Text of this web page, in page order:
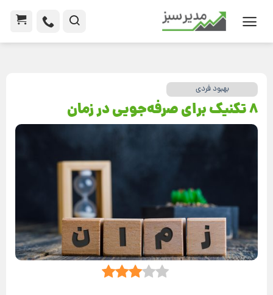
بهبود فردی
8 تکنیک برای صرفه‌جویی در زمان